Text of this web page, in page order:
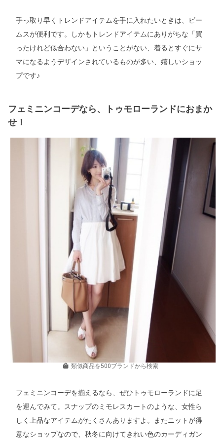
手っ取り早くトレンドアイテムを手に入れたいときは、ビー
ムスが便利です。しかもトレンドアイテムにありがちな「買
ったけれど似合わない」ということがない、着るとすぐにサ
マになるようデザインされているものが多い、嬉しいショッ
プです♪
フェミニンコーデなら、トゥモローランドにおまか
せ！
類似商品を500ブランドから検索
フェミニンコーデを揃えるなら、ぜひトゥモローランドに足
を運んでみて。スナップのミモレスカートのような、女性ら
しく上品なアイテムがたくさんありますよ。またニットが得
意なショップなので、秋冬に向けてきれい色のカーディガン